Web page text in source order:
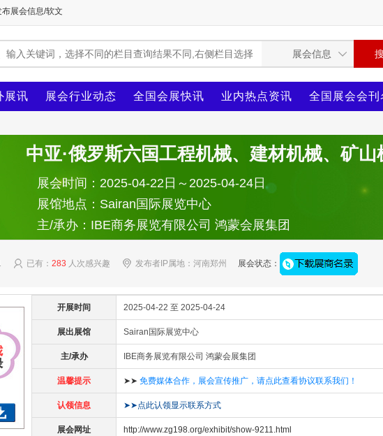
布展会信息/软文
展讯 展会行业动态 全国会展快讯 业内热点资讯 全国展会会刊
中亚·俄罗斯六国工程机械、建材机械、矿
展会时间：2025-04-22日～2025-04-24日
展馆地点：Sairan国际展览中心
主/承办：IBE商务展览有限公司 鸿蒙会展集团
已有： 283 人次感兴趣 发布者IP属地：河南郑州 展会状态：
开展时间 2025-04-22 至 2025-04-24
展出展馆 Sairan国际展览中心
主/承办 IBE商务展览有限公司 鸿蒙会展集团
温馨提示 ➤➤ 免费媒体合作，展会宣传推广，请点此查看协议联系我们！
认领信息 ➤➤点此认领显示联系方式
展会网址 http://www.zg198.org/exhibit/show-9211.html